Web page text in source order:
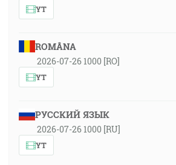
YT
ROMÂNA
2026-07-26 1000 [RO]
YT
РУССКИЙ ЯЗЫК
2026-07-26 1000 [RU]
YT